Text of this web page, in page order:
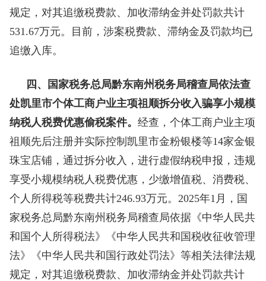
规定，对其追缴税费款、加收滞纳金并处罚款共计
531.67万元。目前，涉案税费款、滞纳金及罚款均已
追缴入库。
四、国家税务总局黔东南州税务局稽查局依法查
处凯里市个体工商户业主项祖顺拆分收入骗享小规模
纳税人税费优惠偷税案件。 经查，个体工商户业主项
祖顺先后注册并实际控制凯里市金粉银楼等14家金银
珠宝店铺，通过拆分收入，进行虚假纳税申报，违规
享受小规模纳税人税费优惠，少缴增值税、消费税、
个人所得税等税费共计246.93万元。2025年1月，国
家税务总局黔东南州税务局稽查局依据《中华人民共
和国个人所得税法》《中华人民共和国税收征收管理
法》《中华人民共和国行政处罚法》等相关法律法规
规定，对其追缴税费款、加收滞纳金并处罚款共计